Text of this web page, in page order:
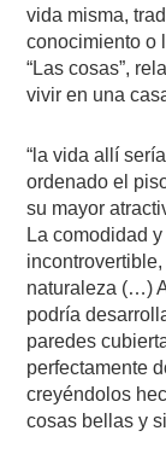
vida misma,
conocimiento o
“Las cosas”,
vivir en una
“la vida allí
ordenado el
su mayor
La comodidad
naturaleza (…)
podría
paredes
perfectamente
creyéndolos
cosas bellas y